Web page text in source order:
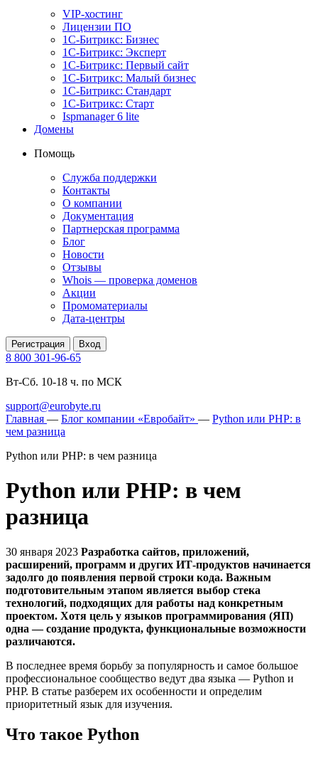
VIP-хостинг
Лицензии ПО
1С-Битрикс: Бизнес
1С-Битрикс: Эксперт
1С-Битрикс: Первый сайт
1С-Битрикс: Малый бизнес
1С-Битрикс: Стандарт
1С-Битрикс: Старт
Ispmanager 6 lite
Домены
Помощь
Служба поддержки
Контакты
О компании
Документация
Партнерская программа
Блог
Новости
Отзывы
Whois — проверка доменов
Акции
Промоматериалы
Дата-центры
Регистрация Вход
8 800 301-96-65
Вт-Сб. 10-18 ч. по МСК
support@eurobyte.ru
Главная — Блог компании «Евробайт» — Python или PHP: в
чем разница
Python или PHP: в чем разница
Python или PHP: в чем
разница
30 января 2023 Разработка сайтов, приложений,
расширений, программ и других ИТ-продуктов начинается
задолго до появления первой строки кода. Важным
подготовительным этапом является выбор стека
технологий, подходящих для работы над конкретным
проектом. Хотя цель у языков программирования (ЯП)
одна — создание продукта, функциональные возможности
различаются.
В последнее время борьбу за популярность и самое большое
профессиональное сообщество ведут два языка — Python и
PHP. В статье разберем их особенности и определим
приоритетный язык для изучения.
Что такое Python